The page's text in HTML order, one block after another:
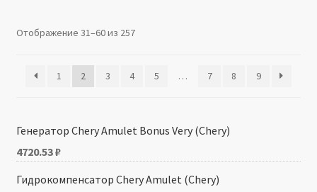
Отображение 31–60 из 257
1 2 3 4 5 … 7 8 9
Генератор Chery Amulet Bonus Very (Chery)
4720.53₽
Гидрокомпенсатор Chery Amulet (Chery)